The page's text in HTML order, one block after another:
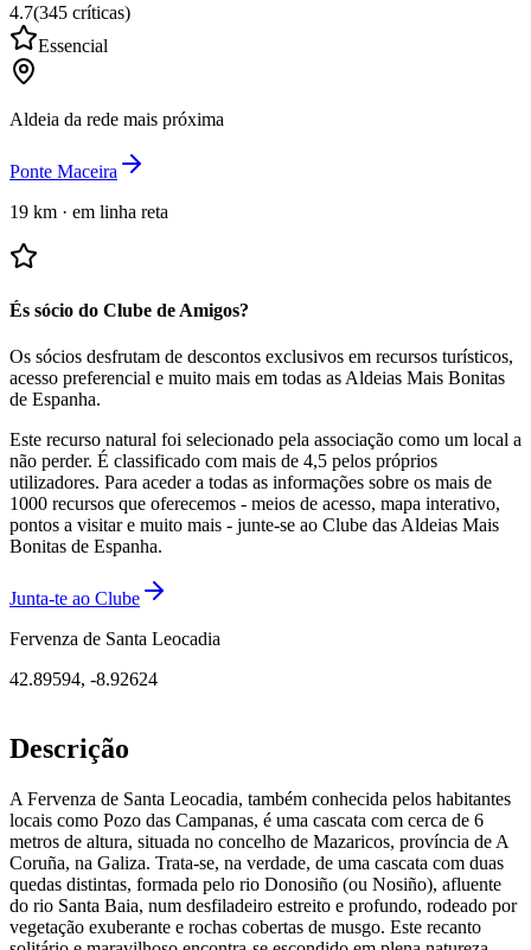
4.7(345 críticas)
Essencial
Aldeia da rede mais próxima
Ponte Maceira
19 km · em linha reta
És sócio do Clube de Amigos?
Os sócios desfrutam de descontos exclusivos em recursos turísticos,
acesso preferencial e muito mais em todas as Aldeias Mais Bonitas
de Espanha.
Este recurso natural foi selecionado pela associação como um local a
não perder. É classificado com mais de 4,5 pelos próprios
utilizadores. Para aceder a todas as informações sobre os mais de
1000 recursos que oferecemos - meios de acesso, mapa interativo,
pontos a visitar e muito mais - junte-se ao Clube das Aldeias Mais
Bonitas de Espanha.
Junta-te ao Clube
Fervenza de Santa Leocadia
42.89594, -8.92624
Descrição
A Fervenza de Santa Leocadia, também conhecida pelos habitantes
locais como Pozo das Campanas, é uma cascata com cerca de 6
metros de altura, situada no concelho de Mazaricos, província de A
Coruña, na Galiza. Trata-se, na verdade, de uma cascata com duas
quedas distintas, formada pelo rio Donosiño (ou Nosiño), afluente
do rio Santa Baia, num desfiladeiro estreito e profundo, rodeado por
vegetação exuberante e rochas cobertas de musgo. Este recanto